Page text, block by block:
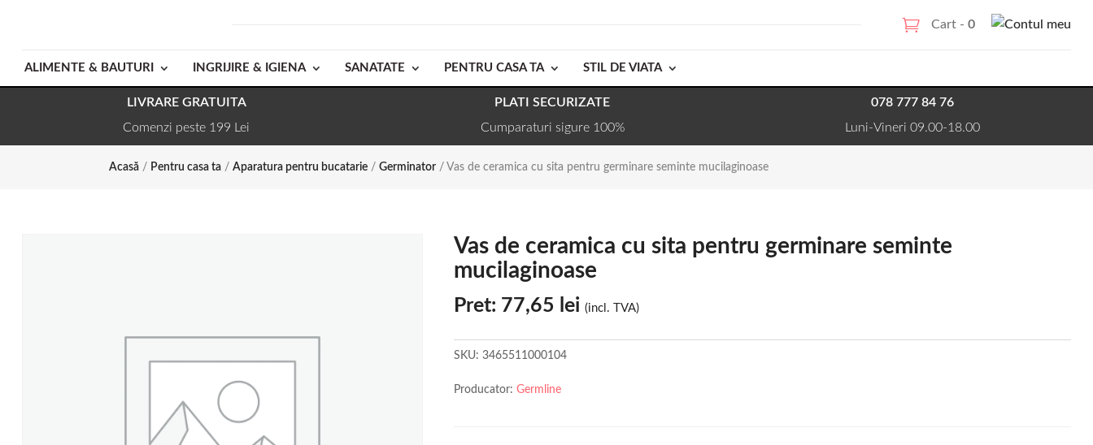
Cart -0
ALIMENTE & BAUTURI INGRIJIRE & IGIENA SANATATE PENTRU CASA TA STIL DE VIATA
LIVRARE GRATUITA
Comenzi peste 199 Lei
PLATI SECURIZATE
Cumparaturi sigure 100%
078 777 84 76
Luni-Vineri 09.00-18.00
Acasă / Pentru casa ta /Aparatura pentru bucatarie /Germinator / Vas de ceramica cu sita pentru germinare seminte mucilaginoase
Vas de ceramica cu sita pentru germinare seminte
mucilaginoase
Pret: 77,65 lei (incl. TVA)
SKU:3465511000104
Producator:Germline